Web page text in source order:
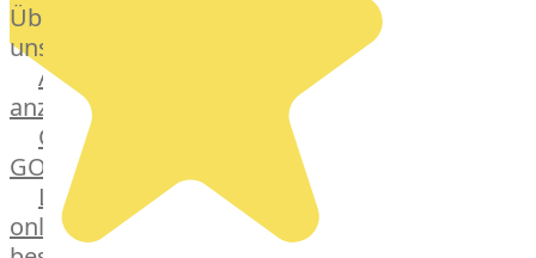
Über
uns
Alle
anzeigen
OTTO
GOURMET
Lebensmittel
online